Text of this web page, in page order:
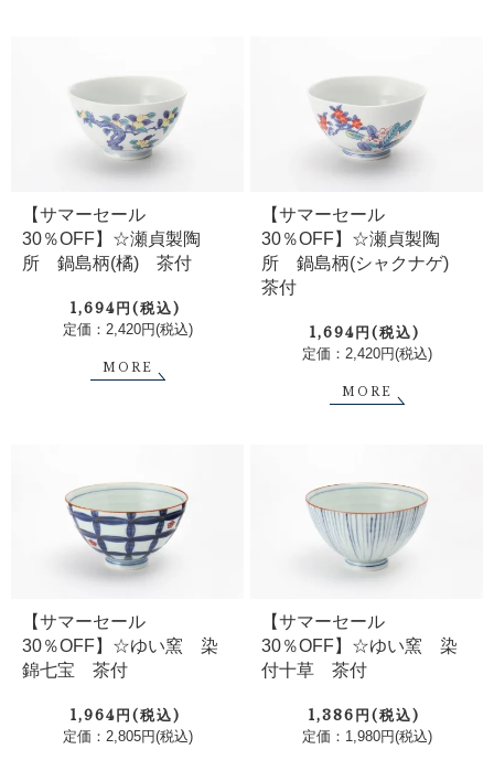
【サマーセール
30％OFF】☆瀬貞製陶
所 鍋島柄(橘) 茶付
1,694円(税込)
定価：2,420円(税込)
MORE
【サマーセール
30％OFF】☆瀬貞製陶
所 鍋島柄(シャクナゲ)
茶付
1,694円(税込)
定価：2,420円(税込)
MORE
【サマーセール
30％OFF】☆ゆい窯 染
錦七宝 茶付
1,964円(税込)
定価：2,805円(税込)
【サマーセール
30％OFF】☆ゆい窯 染
付十草 茶付
1,386円(税込)
定価：1,980円(税込)